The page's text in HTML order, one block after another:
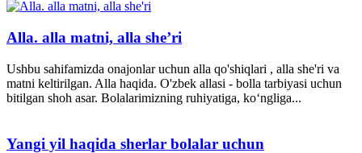
Alla. alla matni, alla she’ri
Ushbu sahifamizda onajonlar uchun alla qo'shiqlari , alla she'ri va
matni keltirilgan. Alla haqida. O'zbek allasi - bolla tarbiyasi uchun
bitilgan shoh asar. Bolalarimizning ruhiyatiga, ko‘ngliga...
Yangi yil haqida sherlar bolalar uchun